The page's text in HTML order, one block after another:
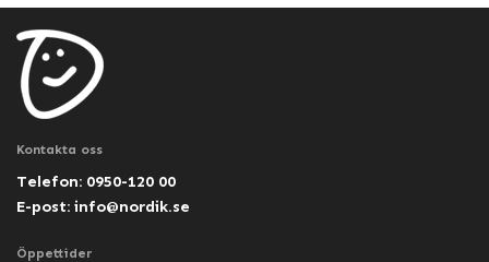
Kontakta oss
Telefon: 0950-120 00
E-post: info@nordik.se
Öppettider